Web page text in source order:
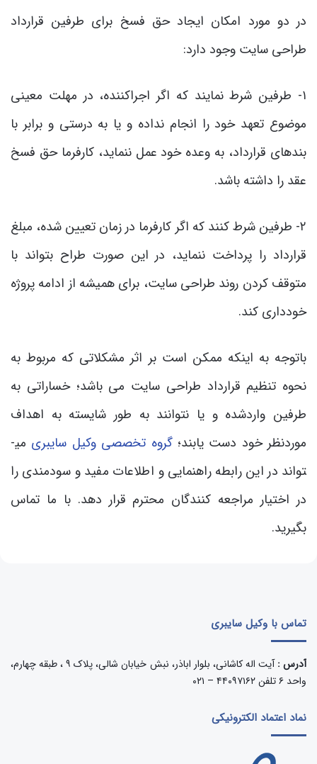
در دو مورد امکان ایجاد حق فسخ برای طرفین قرارداد
طراحی سایت وجود دارد:
۱- طرفین شرط نمایند که اگر اجراکننده، در مهلت معینی
موضوع تعهد خود را انجام نداده و یا به درستی و برابر با
بندهای قرارداد، به وعده خود عمل ننماید، کارفرما حق فسخ
عقد را داشته باشد.
۲- طرفین شرط کنند که اگر کارفرما در زمان تعیین شده، مبلغ
قرارداد را پرداخت ننماید، در این صورت طراح بتواند با
متوقف کردن روند طراحی سایت، برای همیشه از ادامه پروژه
خودداری کند.
باتوجه به اینکه ممکن است بر اثر مشکلاتی که مربوط به
نحوه تنظیم قرارداد طراحی سایت می باشد؛ خساراتی به
طرفین واردشده و یا نتوانند به طور شایسته به اهداف
موردنظر خود دست یابند؛گروه تخصصی وکیل سایبریمی­
تواند در این رابطه راهنمایی و اطلاعات مفید و سودمندی را
در اختیار مراجعه کنندگان محترم قرار دهد. با ما تماس
بگیرید.
تماس با وکیل سایبری
آدرس :
آیت اله کاشانی، بلوار اباذر، نبش خیابان شالی، پلاک ۹ ، طبقه چهارم،
واحد ۶ تلفن ۴۴۰۹۷۱۶۲ – ۰۲۱
نماد اعتماد الکترونیکی